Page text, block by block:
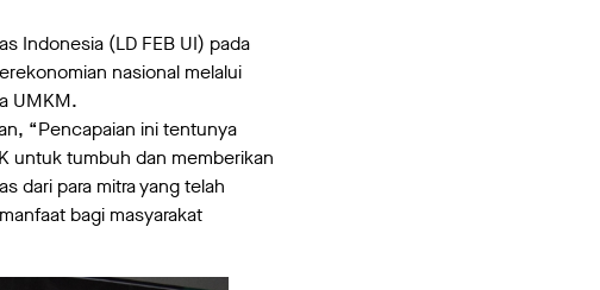
Indonesia (LD FEB UI) pada
nasional melalui
UMKM.
“Pencapaian ini tentunya
untuk tumbuh dan memberikan
dari para mitra yang telah
bagi masyarakat